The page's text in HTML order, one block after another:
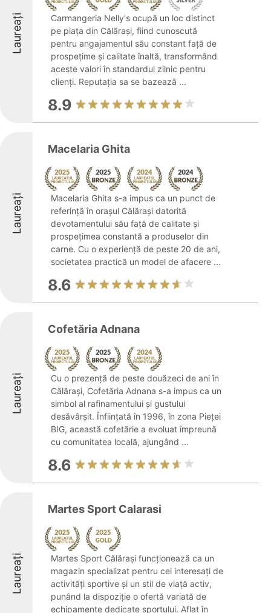
Laureați
Carmangeria Nelly's ocupă un loc distinct
pe piața din Călărași, fiind cunoscută
pentru angajamentul său constant față de
prospețime și calitate înaltă, transformând
aceste valori în standardul zilnic pentru
clienți. Reputația sa se bazează ...
8.9
Laureați
Macelaria Ghita
Macelaria Ghita s-a impus ca un punct de
referință în orașul Călărași datorită
devotamentului său față de calitate și
prospețimea constantă a produselor din
carne. Cu o experiență de peste 20 de ani,
societatea practică un model de afacere ...
8.6
Laureați
Cofetăria Adnana
Cu o prezență de peste douăzeci de ani în
Călărași, Cofetăria Adnana s-a impus ca un
simbol al rafinamentului și gustului
desăvârșit. Înființată în 1996, în zona Pieței
BIG, această cofetărie a evoluat împreună
cu comunitatea locală, ajungând ...
8.6
Laureați
Martes Sport Calarasi
Martes Sport Călărași funcționează ca un
magazin specializat pentru cei interesați de
activități sportive și un stil de viață activ,
punând la dispoziție o ofertă variată de
echipamente dedicate sportului. Aflat în